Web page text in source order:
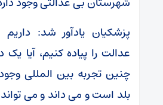
پزشکیان یادآور شد:
عدالت را پیاده کنیم، آیا
چنین تجربه بین المللی
بلد است و می داند و می